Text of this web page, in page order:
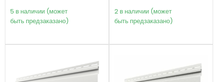
5 в наличии (может
быть предзаказано)
2 в наличии (может
быть предзаказано)